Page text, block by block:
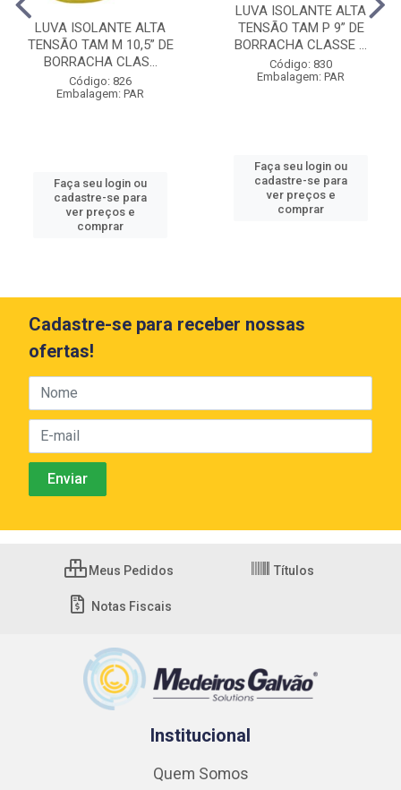
LUVA ISOLANTE ALTA
TENSÃO TAM M 10,5” DE
BORRACHA CLAS...
Código: 826
Embalagem: PAR
Faça seu login ou
cadastre-se para
ver preços e
comprar
LUVA ISOLANTE ALTA
TENSÃO TAM P 9” DE
BORRACHA CLASSE ...
Código: 830
Embalagem: PAR
Faça seu login ou
cadastre-se para
ver preços e
comprar
Cadastre-se para receber nossas
ofertas!
Meus Pedidos Títulos
Notas Fiscais
Institucional
Quem Somos